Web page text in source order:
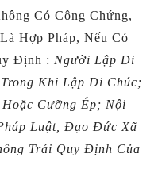
Có Công Chứng,
Hợp Pháp, Nếu Có
Định : Người Lập Di
Khi Lập Di Chúc;
Cưỡng Ép; NỘi
Luật, Đạo Đức Xã
Trái Quy Định Của